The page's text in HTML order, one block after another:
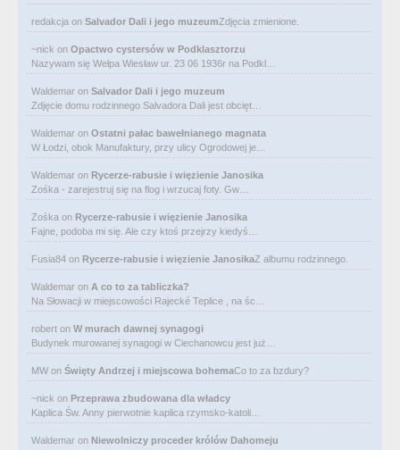
redakcja on Salvador Dali i jego muzeumZdjęcia zmienione.
~nick on Opactwo cystersów w Podklasztorzu
Nazywam się Wełpa Wiesław ur. 23 06 1936r na Podkl…
Waldemar on Salvador Dali i jego muzeum
Zdjęcie domu rodzinnego Salvadora Dali jest obcięt…
Waldemar on Ostatni pałac bawełnianego magnata
W Łodzi, obok Manufaktury, przy ulicy Ogrodowej je…
Waldemar on Rycerze-rabusie i więzienie Janosika
Zośka - zarejestruj się na flog i wrzucaj foty. Gw…
Zośka on Rycerze-rabusie i więzienie Janosika
Fajne, podoba mi się. Ale czy ktoś przejrzy kiedyś…
Fusia84 on Rycerze-rabusie i więzienie JanosikaZ albumu rodzinnego.
Waldemar on A co to za tabliczka?
Na Słowacji w miejscowości Rajecké Teplice , na śc…
robert on W murach dawnej synagogi
Budynek murowanej synagogi w Ciechanowcu jest już…
MW on Święty Andrzej i miejscowa bohemaCo to za bzdury?
~nick on Przeprawa zbudowana dla władcy
Kaplica Św. Anny pierwotnie kaplica rzymsko-katoli…
Waldemar on Niewolniczy proceder królów Dahomeju